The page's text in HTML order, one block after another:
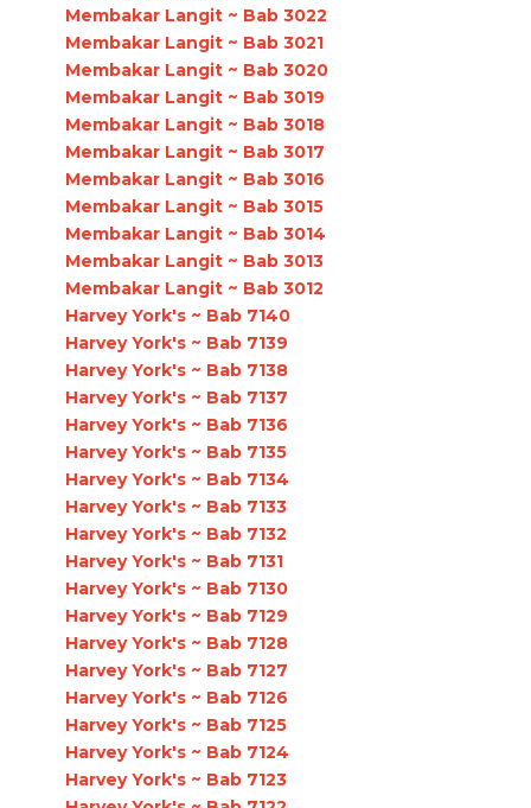
Membakar Langit ~ Bab 3022
Membakar Langit ~ Bab 3021
Membakar Langit ~ Bab 3020
Membakar Langit ~ Bab 3019
Membakar Langit ~ Bab 3018
Membakar Langit ~ Bab 3017
Membakar Langit ~ Bab 3016
Membakar Langit ~ Bab 3015
Membakar Langit ~ Bab 3014
Membakar Langit ~ Bab 3013
Membakar Langit ~ Bab 3012
Harvey York's ~ Bab 7140
Harvey York's ~ Bab 7139
Harvey York's ~ Bab 7138
Harvey York's ~ Bab 7137
Harvey York's ~ Bab 7136
Harvey York's ~ Bab 7135
Harvey York's ~ Bab 7134
Harvey York's ~ Bab 7133
Harvey York's ~ Bab 7132
Harvey York's ~ Bab 7131
Harvey York's ~ Bab 7130
Harvey York's ~ Bab 7129
Harvey York's ~ Bab 7128
Harvey York's ~ Bab 7127
Harvey York's ~ Bab 7126
Harvey York's ~ Bab 7125
Harvey York's ~ Bab 7124
Harvey York's ~ Bab 7123